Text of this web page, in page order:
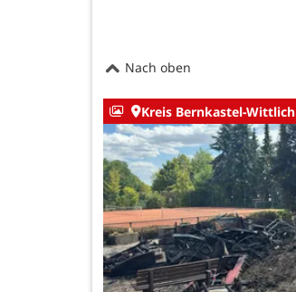
Nach oben
Kreis Bernkastel-Wittlich